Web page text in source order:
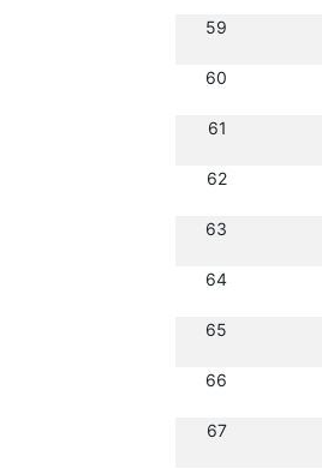
59
60
61
62
63
64
65
66
67